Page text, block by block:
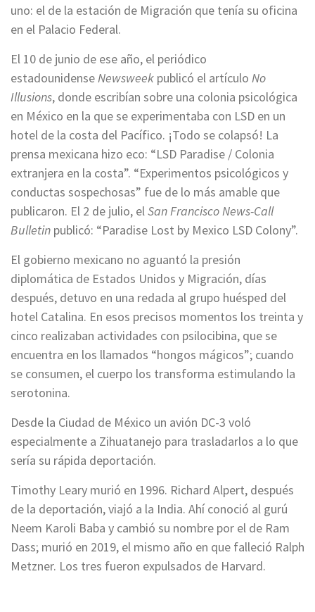
uno: el de la estación de Migración que tenía su oficina
en el Palacio Federal.
El 10 de junio de ese año, el periódico
estadounidense Newsweek publicó el artículo No
Illusions, donde escribían sobre una colonia psicológica
en México en la que se experimentaba con LSD en un
hotel de la costa del Pacífico. ¡Todo se colapsó! La
prensa mexicana hizo eco: “LSD Paradise / Colonia
extranjera en la costa”. “Experimentos psicológicos y
conductas sospechosas” fue de lo más amable que
publicaron. El 2 de julio, el San Francisco News-Call
Bulletin publicó: “Paradise Lost by Mexico LSD Colony”.
El gobierno mexicano no aguantó la presión
diplomática de Estados Unidos y Migración, días
después, detuvo en una redada al grupo huésped del
hotel Catalina. En esos precisos momentos los treinta y
cinco realizaban actividades con psilocibina, que se
encuentra en los llamados “hongos mágicos”; cuando
se consumen, el cuerpo los transforma estimulando la
serotonina.
Desde la Ciudad de México un avión DC-3 voló
especialmente a Zihuatanejo para trasladarlos a lo que
sería su rápida deportación.
Timothy Leary murió en 1996. Richard Alpert, después
de la deportación, viajó a la India. Ahí conoció al gurú
Neem Karoli Baba y cambió su nombre por el de Ram
Dass; murió en 2019, el mismo año en que falleció Ralph
Metzner. Los tres fueron expulsados de Harvard.